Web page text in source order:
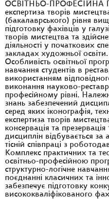
ОСВІТНЬО-ПРОФЕСІЙНА
експертиза творів
(бакалаврського) рівня
підготовку фахівців у
творів мистецтва та
діяльності у початкових
закладах художньої освіти.
Особливість освітньої
навчання студентів в
використанням
виконання науково-
професійному рівні.
знань забезпечений
серед яких іконографія,
експертиза творів
консервація та
дисциплін відбувається
тісній співпраці з
Комплекс практичних та
освітньо-професійною
структурно-логічне
поєднанні класичних та
забезпечує підготовку
висококваліфікованого